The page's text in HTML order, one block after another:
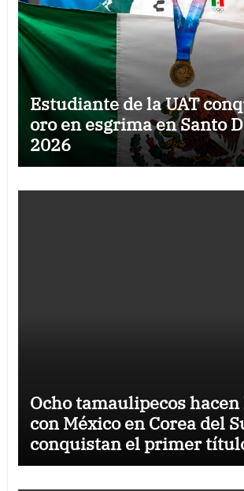
Estudiante de la UAT
oro en esgrima en Santo
2026
Ocho tamaulipecos
con México en Corea del
conquistan el primer
de Haidong Gumdo